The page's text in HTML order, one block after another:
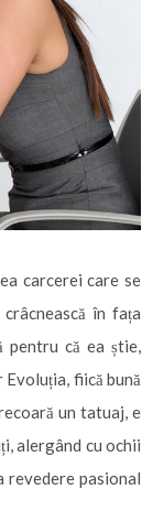
carcerei care se
în fața
pentru că ea știe,
fiică bună
un tatuaj, e
alergând cu ochii
revedere pasional